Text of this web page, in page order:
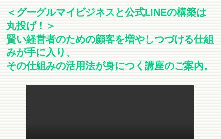
＜グーグルマイビジネスと公式LINEの構築は
丸投げ！＞
賢い経営者のための顧客を増やしつづける仕組
みが手に入り、
その仕組みの活用法が身につく講座のご案内。